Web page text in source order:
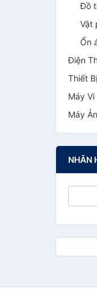
Đồ
Vật
Ổn
Điện
Thiết
Máy
Máy
NHÃN